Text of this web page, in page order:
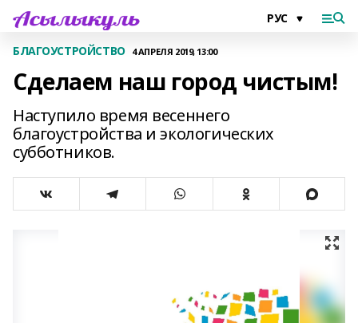
БЛАГОУСТРОЙСТВО 4 АПРЕЛЯ 2019, 13:00
Сделаем наш город чистым!
Наступило время весеннего
благоустройства и экологических
субботников.